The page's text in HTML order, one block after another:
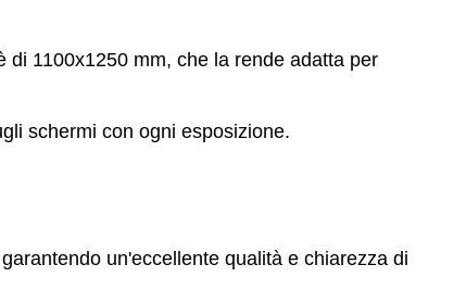
1100x1250 mm, che la rende adatta per
schermi con ogni esposizione.
un'eccellente qualità e chiarezza di